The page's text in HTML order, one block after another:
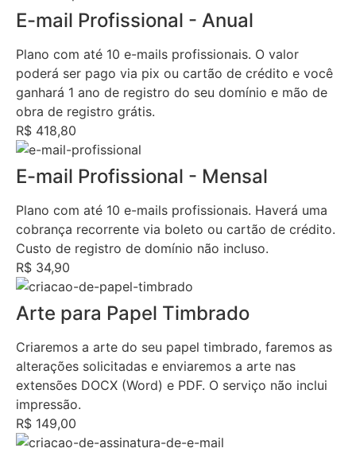
E-mail Profissional - Anual
Plano com até 10 e-mails profissionais. O valor
poderá ser pago via pix ou cartão de crédito e você
ganhará 1 ano de registro do seu domínio e mão de
obra de registro grátis.
R$ 418,80
E-mail Profissional - Mensal
Plano com até 10 e-mails profissionais. Haverá uma
cobrança recorrente via boleto ou cartão de crédito.
Custo de registro de domínio não incluso.
R$ 34,90
Arte para Papel Timbrado
Criaremos a arte do seu papel timbrado, faremos as
alterações solicitadas e enviaremos a arte nas
extensões DOCX (Word) e PDF. O serviço não inclui
impressão.
R$ 149,00